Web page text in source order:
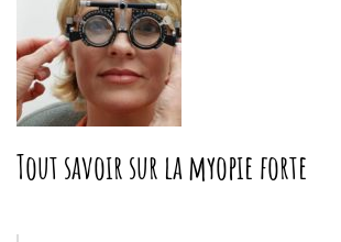
Tout savoir sur la myopie forte